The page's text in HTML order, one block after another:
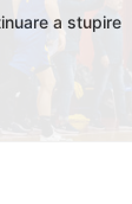
a stupire